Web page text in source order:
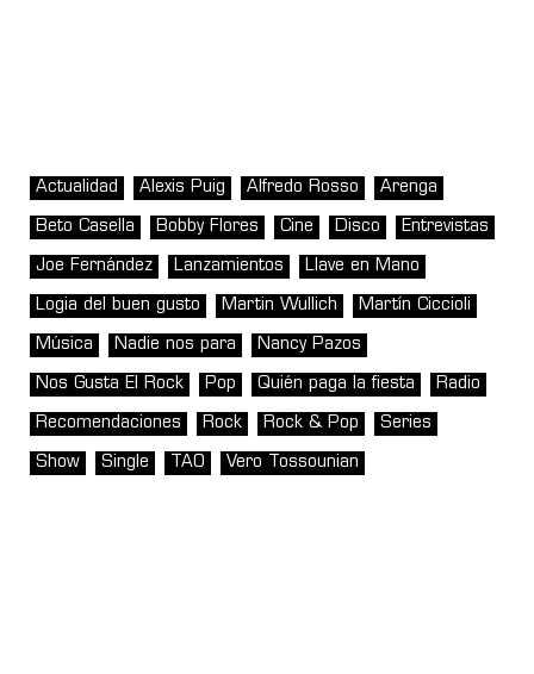
Actualidad Alexis Puig Alfredo Rosso Arenga
Beto Casella Bobby Flores Cine Disco Entrevistas
Joe Fernández Lanzamientos Llave en Mano
Logia del buen gusto Martin Wullich Martín Ciccioli
Música Nadie nos para Nancy Pazos
Nos Gusta El Rock Pop Quién paga la fiesta Radio
Recomendaciones Rock Rock & Pop Series
Show Single TAO Vero Tossounian